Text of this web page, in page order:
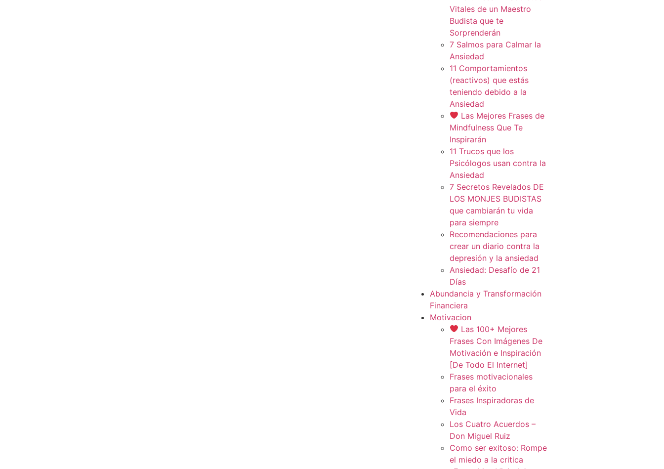
Vitales de un Maestro
Budista que te
Sorprenderán
7 Salmos para Calmar la
Ansiedad
11 Comportamientos
(reactivos) que estás
teniendo debido a la
Ansiedad
Las Mejores Frases de
Mindfulness Que Te
Inspirarán
11 Trucos que los
Psicólogos usan contra la
Ansiedad
7 Secretos Revelados DE
LOS MONJES BUDISTAS
que cambiarán tu vida
para siempre
Recomendaciones para
crear un diario contra la
depresión y la ansiedad
Ansiedad: Desafío de 21
Días
Abundancia y Transformación
Financiera
Motivacion
Las 100+ Mejores
Frases Con Imágenes De
Motivación e Inspiración
[De Todo El Internet]
Frases motivacionales
para el éxito
Frases Inspiradoras de
Vida
Los Cuatro Acuerdos –
Don Miguel Ruiz
Como ser exitoso: Rompe
el miedo a la critica